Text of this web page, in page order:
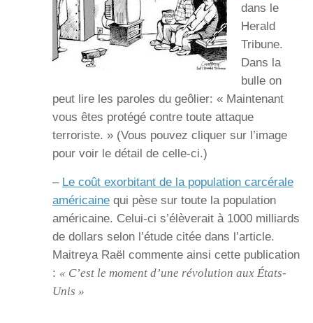
dans le
Herald
Tribune.
Dans la
bulle on
peut lire les paroles du geôlier: « Maintenant
vous êtes protégé contre toute attaque
terroriste. » (Vous pouvez cliquer sur l’image
pour voir le détail de celle-ci.)
– Le coût exorbitant de la population carcérale
américaine qui pèse sur toute la population
américaine. Celui-ci s’élèverait à 1000 milliards
de dollars selon l’étude citée dans l’article.
Maitreya Raël commente ainsi cette publication
: « C’est le moment d’une révolution aux États-
Unis »